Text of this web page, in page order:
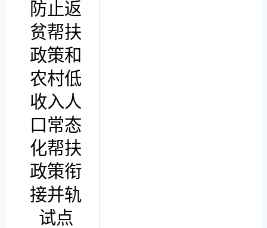
防止返
贫帮扶
政策和
农村低
收入人
口常态
化帮扶
政策衔
接并轨
试点